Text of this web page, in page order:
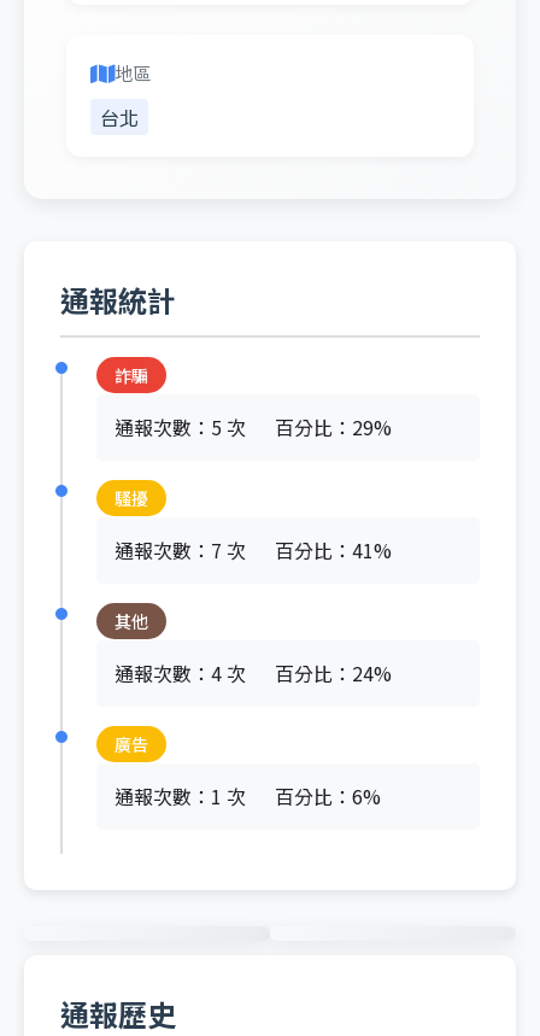
地區
台北
通報統計
詐騙
通報次數：5 次 百分比：29%
騷擾
通報次數：7 次 百分比：41%
其他
通報次數：4 次 百分比：24%
廣告
通報次數：1 次 百分比：6%
通報歷史